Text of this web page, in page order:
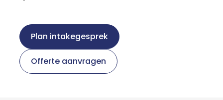
Plan intakegesprek
Offerte aanvragen